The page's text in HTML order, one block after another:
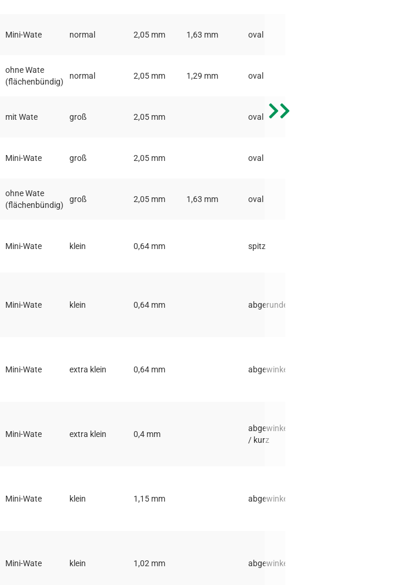
Mini-Wate normal 2,05 mm 1,63 mm oval
ohne Wate
(flächenbündig)
normal 2,05 mm 1,29 mm oval
mit Wate groß 2,05 mm oval
Mini-Wate groß 2,05 mm oval
ohne Wate
(flächenbündig)
groß 2,05 mm 1,63 mm oval
Mini-Wate klein 0,64 mm spitz
Mini-Wate klein 0,64 mm abgerundet
Mini-Wate extra klein 0,64 mm abgewinkelt
Mini-Wate extra klein 0,4 mm
abgewinkelt
/ kurz
Mini-Wate klein 1,15 mm abgewinkelt
Mini-Wate klein 1,02 mm abgewinkelt